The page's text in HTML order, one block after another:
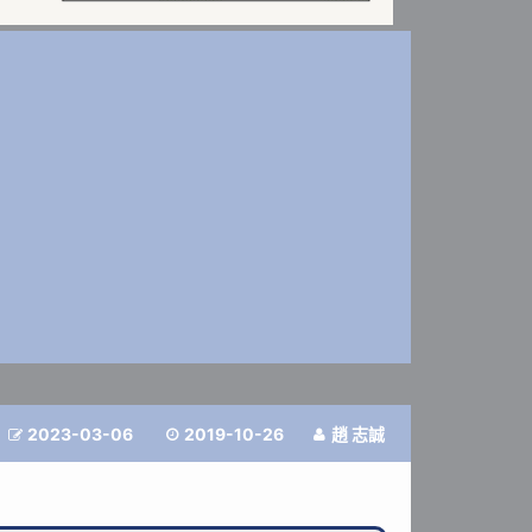
 2023-03-06  2019-10-26  趙 志誠